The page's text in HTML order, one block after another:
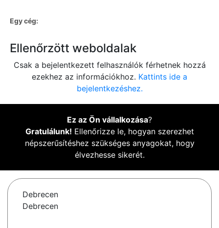
Egy cég:
Ellenőrzött weboldalak
Csak a bejelentkezett felhasználók férhetnek hozzá
ezekhez az információkhoz. Kattints ide a
bejelentkezéshez.
Ez az Ön vállalkozása?
Gratulálunk! Ellenőrizze le, hogyan szerezhet
népszerűsítéshez szükséges anyagokat, hogy
élvezhesse sikerét.
Debrecen
Debrecen